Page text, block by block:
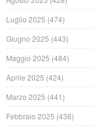
Luglio 2025 (474)
Giugno 2025 (443)
Maggio 2025 (484)
Aprile 2025 (424)
Marzo 2025 (441)
Febbraio 2025 (436)